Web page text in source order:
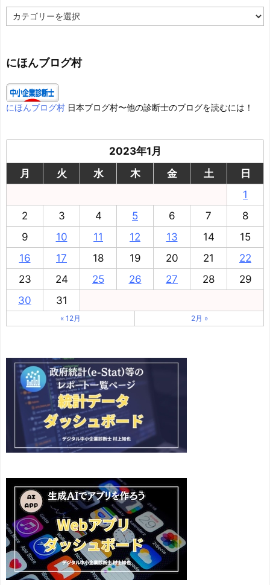
テ
ー
にほんブログ村
にほんブログ村 日本ブログ村〜他の診断士のブログを読むには！
2023年1月
月
火 水 木 金 土
日
1
2
3 4 5 6 7
8
9
10 11 12 13 14
15
16
17 18 19 20 21
22
23
24 25 26 27 28
29
30
31
« 12月 2月 »